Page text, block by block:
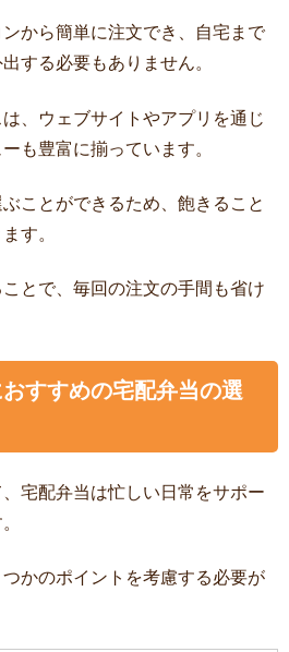
から簡単に注文でき、自宅まで
する必要もありません。
、ウェブサイトやアプリを通じ
も豊富に揃っています。
ことができるため、飽きること
す。
とで、毎回の注文の手間も省け
すすめの宅配弁当の選
宅配弁当は忙しい日常をサポー
かのポイントを考慮する必要が